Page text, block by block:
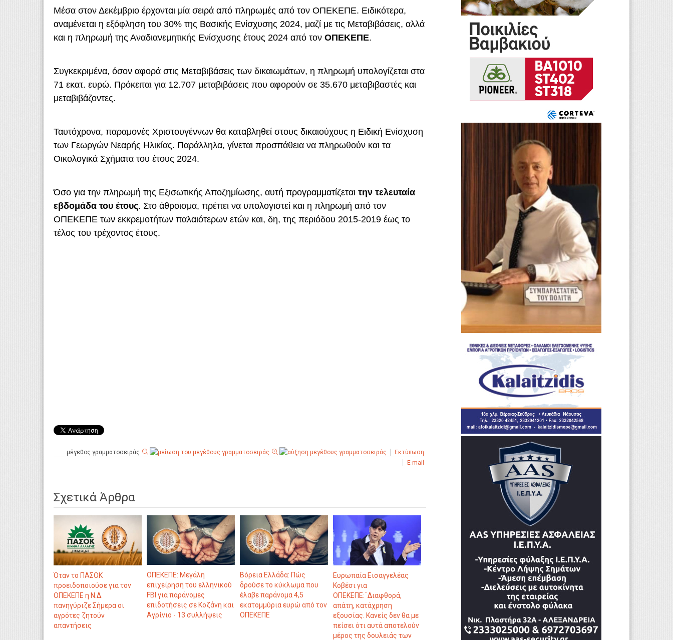
Μέσα στον Δεκέμβριο έρχονται μία σειρά από πληρωμές από τον ΟΠΕΚΕΠΕ. Ειδικότερα,
αναμένεται η εξόφληση του 30% της Βασικής Ενίσχυσης 2024, μαζί με τις Μεταβιβάσεις, αλλά
και η πληρωμή της Αναδιανεμητικής Ενίσχυσης έτους 2024 από τον ΟΠΕΚΕΠΕ.
Συγκεκριμένα, όσον αφορά στις Μεταβιβάσεις των δικαιωμάτων, η πληρωμή υπολογίζεται στα
71 εκατ. ευρώ. Πρόκειται για 12.707 μεταβιβάσεις που αφορούν σε 35.670 μεταβιβαστές και
μεταβιβάζοντες.
Ταυτόχρονα, παραμονές Χριστουγέννων θα καταβληθεί στους δικαιούχους η Ειδική Ενίσχυση
των Γεωργών Νεαρής Ηλικίας. Παράλληλα, γίνεται προσπάθεια να πληρωθούν και τα
Οικολογικά Σχήματα του έτους 2024.
Όσο για την πληρωμή της Εξισωτικής Αποζημίωσης, αυτή προγραμματίζεται την τελευταία
εβδομάδα του έτους. Στο άθροισμα, πρέπει να υπολογιστεί και η πληρωμή από τον
ΟΠΕΚΕΠΕ των εκκρεμοτήτων παλαιότερων ετών και, δη, της περιόδου 2015-2019 έως το
τέλος του τρέχοντος έτους.
μέγεθος γραμματοσειράς
Εκτύπωση
E-mail
Σχετικά Άρθρα
Όταν το ΠΑΣΟΚ
προειδοποιούσε για τον
ΟΠΕΚΕΠΕ η Ν.Δ.
πανηγύριζε Σήμερα οι
αγρότες ζητούν
απαντήσεις
ΟΠΕΚΕΠΕ: Μεγάλη
επιχείρηση του ελληνικού
FBI για παράνομες
επιδοτήσεις σε Κοζάνη και
Αγρίνιο - 13 συλλήψεις
Βόρεια Ελλάδα: Πώς
δρούσε το κύκλωμα που
έλαβε παράνομα 4,5
εκατομμύρια ευρώ από τον
ΟΠΕΚΕΠΕ
Ευρωπαία Εισαγγελέας
Κοβέσι για
ΟΠΕΚΕΠΕ:¨Διαφθορά,
απάτη, κατάχρηση
εξουσίας. Κανείς δεν θα με
πείσει ότι αυτά αποτελούν
μέρος της δουλειάς των